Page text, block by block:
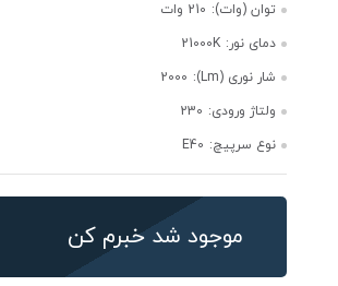
توان (وات): 210 وات
دمای نور: 21000K
شار نوری (Lm):
2000
ولتاژ ورودی: 230
نوع سرپیچ: E40
موجود شد خبرم کن